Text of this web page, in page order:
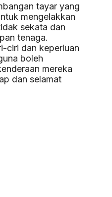
tayar yang
mengelakkan
sekata dan
tenaga.
ciri dan keperluan
boleh
mereka
dan selamat